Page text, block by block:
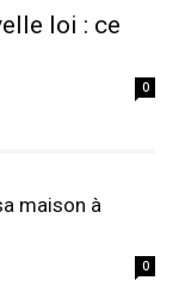
loi : ce
0
maison à
0